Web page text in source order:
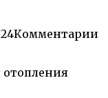
24Комментарии